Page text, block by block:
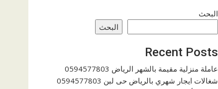
البحث
البحث
Recent Posts
عاملة منزلية مقيمة بالشهر الرياض 0594577803
شغالات ايجار شهري بالرياض حى لبن 0594577803